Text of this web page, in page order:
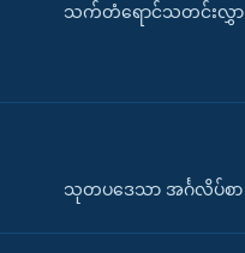
သက်တံရောင်သတင်းလွှာ
သုတပဒေသာ အင်္ဂလိပ်စာ